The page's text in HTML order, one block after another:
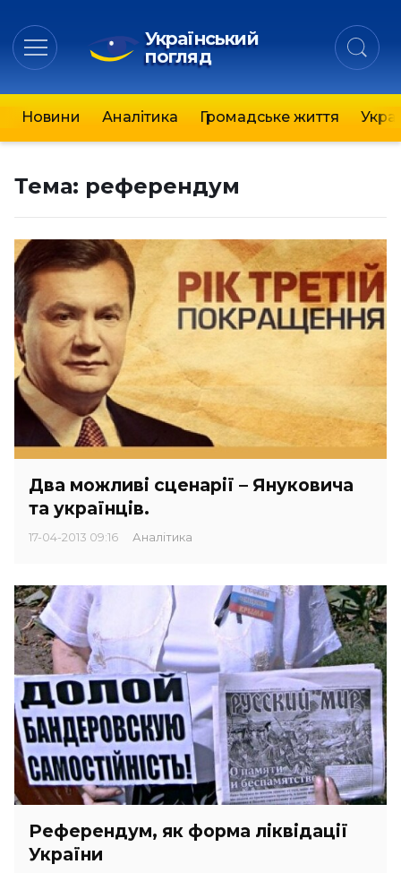
Український
погляд
Новини Аналітика Громадське життя
Тема: референдум
Два можливі сценарії – Януковича
та українців.
17-04-2013 09:16 Аналітика
Референдум, як форма ліквідації
України